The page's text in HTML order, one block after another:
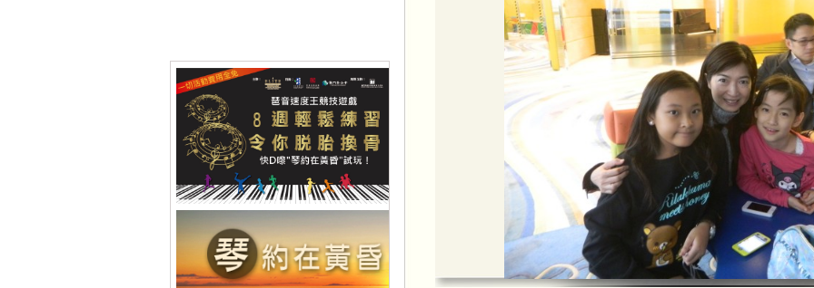
本會有幸獲澳門有線電視互動台CH2 邀
女士，創會會長莫綺玲大律師及理事長
甘仕良CD集--琴約在黃昏
「甘仕良CD集--琴約在黃昏」現已全面
行、各CD舖及書局及澳門通利琴行、官
本會接受澳門電視台訪問
澳門電視台訪問本會"琴約在黃昏"之每
http://www.tdm.com.mo/c_video/